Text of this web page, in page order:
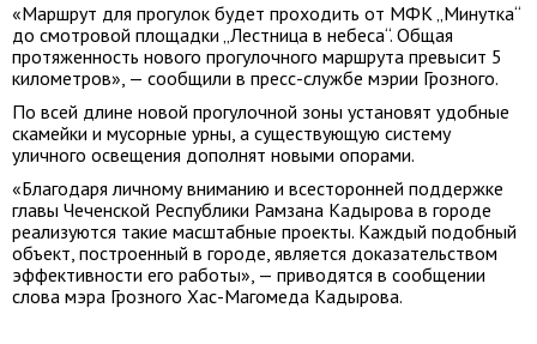
«Маршрут для прогулок будет проходить от МФК „Минутка“
до смотровой площадки „Лестница в небеса“. Общая
протяженность нового прогулочного маршрута превысит 5
километров», — сообщили в пресс-службе мэрии Грозного.
По всей длине новой прогулочной зоны установят удобные
скамейки и мусорные урны, а существующую систему
уличного освещения дополнят новыми опорами.
«Благодаря личному вниманию и всесторонней поддержке
главы Чеченской Республики Рамзана Кадырова в городе
реализуются такие масштабные проекты. Каждый подобный
объект, построенный в городе, является доказательством
эффективности его работы», — приводятся в сообщении
слова мэра Грозного Хас-Магомеда Кадырова.